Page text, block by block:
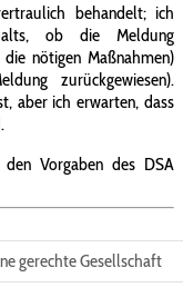
behandelt; ich
ob die Meldung
nötigen Maßnahmen)
zurückgewiesen).
aber ich erwarten, dass
Vorgaben des DSA
gerechte Gesellschaft